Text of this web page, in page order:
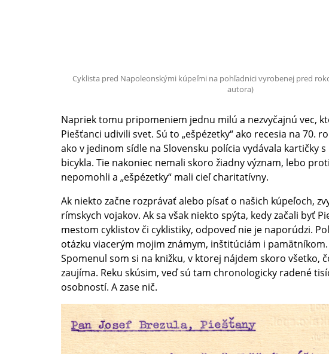
Cyklista pred Napoleonskými kúpeľmi na pohľadnici vyrobenej pred
autora)
Napriek tomu pripomeniem jednu milú a nezvyčajnú vec,
Piešťanci udivili svet. Sú to „ešpézetky“ ako recesia na 70.
ako v jedinom sídle na Slovensku polícia vydávala kartičky
bicykla. Tie nakoniec nemali skoro žiadny význam, lebo
nepomohli a „ešpézetky“ mali cieľ charitatívny.
Ak niekto začne rozprávať alebo písať o našich kúpeľoch,
rímskych vojakov. Ak sa však niekto spýta, kedy začali byť
mestom cyklistov či cyklistiky, odpoveď nie je naporúdzi.
otázku viacerým mojim známym, inštitúciám i
Spomenul som si na knižku, v ktorej nájdem skoro všetko,
zaujíma. Reku skúsim, veď sú tam chronologicky radené
osobností. A zase nič.